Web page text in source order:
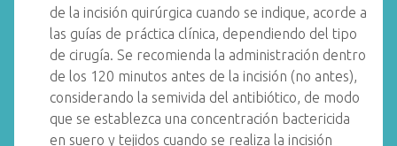
de la incisión quirúrgica cuando se indique, acorde a
las guías de práctica clínica, dependiendo del tipo
de cirugía. Se recomienda la administración dentro
de los 120 minutos antes de la incisión (no antes),
considerando la semivida del antibiótico, de modo
que se establezca una concentración bactericida
en suero y tejidos cuando se realiza la incisión